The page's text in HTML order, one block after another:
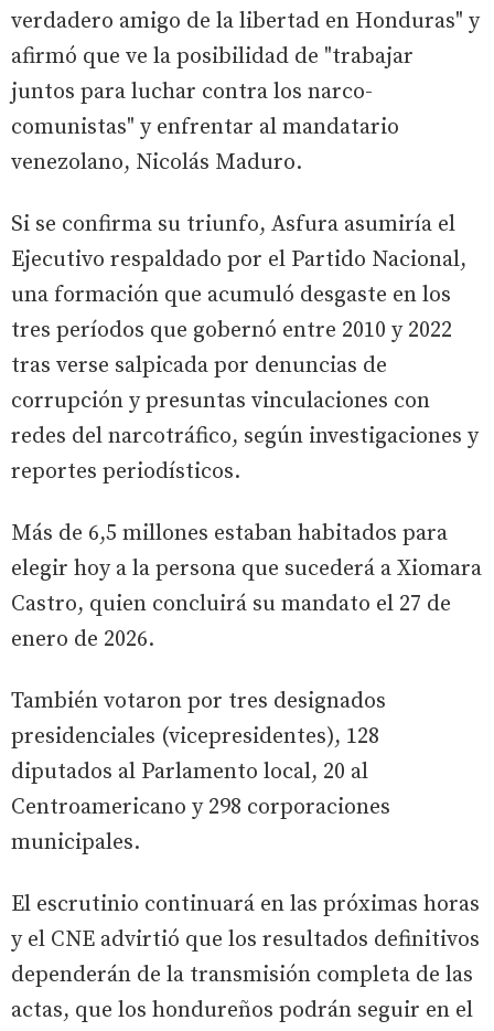
verdadero amigo de la libertad en Honduras" y
afirmó que ve la posibilidad de "trabajar
juntos para luchar contra los narco-
comunistas" y enfrentar al mandatario
venezolano, Nicolás Maduro.
Si se confirma su triunfo, Asfura asumiría el
Ejecutivo respaldado por el Partido Nacional,
una formación que acumuló desgaste en los
tres períodos que gobernó entre 2010 y 2022
tras verse salpicada por denuncias de
corrupción y presuntas vinculaciones con
redes del narcotráfico, según investigaciones y
reportes periodísticos.
Más de 6,5 millones estaban habitados para
elegir hoy a la persona que sucederá a Xiomara
Castro, quien concluirá su mandato el 27 de
enero de 2026.
También votaron por tres designados
presidenciales (vicepresidentes), 128
diputados al Parlamento local, 20 al
Centroamericano y 298 corporaciones
municipales.
El escrutinio continuará en las próximas horas
y el CNE advirtió que los resultados definitivos
dependerán de la transmisión completa de las
actas, que los hondureños podrán seguir en el